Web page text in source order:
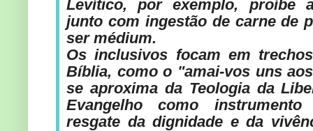
Levítico, por exemplo, proíbe
junto com ingestão de carne de
ser médium.
Os inclusivos focam em
Bíblia, como o "amai-vos uns
se aproxima da Teologia da
Evangelho como
resgate da dignidade e da